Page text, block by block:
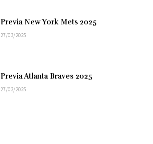
Previa New York Mets 2025
27/03/2025
Previa Atlanta Braves 2025
27/03/2025